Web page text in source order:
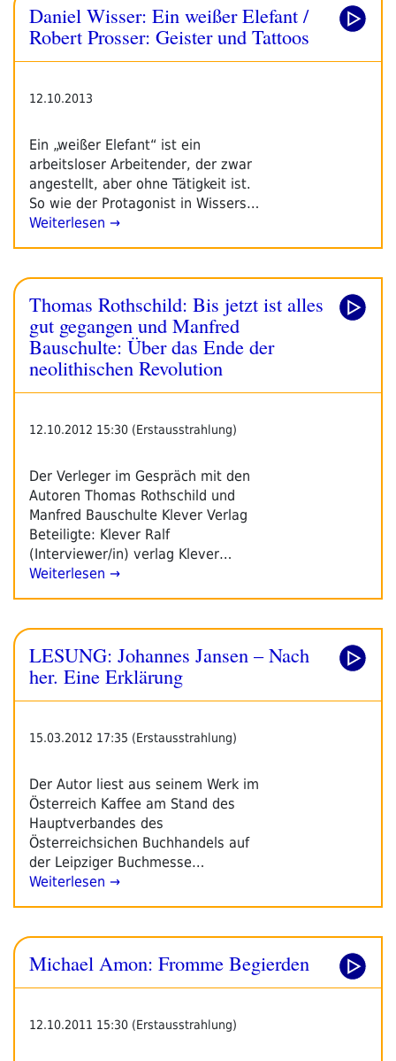
Daniel Wisser: Ein weißer Elefant /
Robert Prosser: Geister und Tattoos
12.10.2013
Ein „weißer Elefant“ ist ein
arbeitsloser Arbeitender, der zwar
angestellt, aber ohne Tätigkeit ist.
So wie der Protagonist in Wissers…
Weiterlesen →
Thomas Rothschild: Bis jetzt ist alles
gut gegangen und Manfred
Bauschulte: Über das Ende der
neolithischen Revolution
12.10.2012 15:30 (Erstausstrahlung)
Der Verleger im Gespräch mit den
Autoren Thomas Rothschild und
Manfred Bauschulte Klever Verlag
Beteiligte: Klever Ralf
(Interviewer/in) verlag Klever…
Weiterlesen →
LESUNG: Johannes Jansen – Nach
her. Eine Erklärung
15.03.2012 17:35 (Erstausstrahlung)
Der Autor liest aus seinem Werk im
Österreich Kaffee am Stand des
Hauptverbandes des
Österreichsichen Buchhandels auf
der Leipziger Buchmesse…
Weiterlesen →
Michael Amon: Fromme Begierden
12.10.2011 15:30 (Erstausstrahlung)